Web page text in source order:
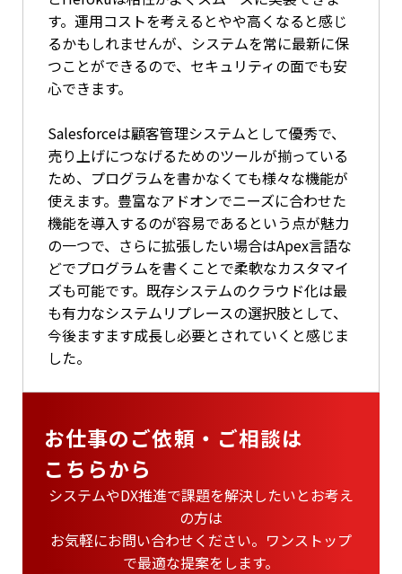
す。運用コストを考えるとやや高くなると感じ
るかもしれませんが、システムを常に最新に保
つことができるので、セキュリティの面でも安
心できます。
Salesforceは顧客管理システムとして優秀で、
売り上げにつなげるためのツールが揃っている
ため、プログラムを書かなくても様々な機能が
使えます。豊富なアドオンでニーズに合わせた
機能を導入するのが容易であるという点が魅力
の一つで、さらに拡張したい場合はApex言語な
どでプログラムを書くことで柔軟なカスタマイ
ズも可能です。既存システムのクラウド化は最
も有力なシステムリプレースの選択肢として、
今後ますます成長し必要とされていくと感じま
した。
お仕事のご依頼・ご相談は
こちらから
システムやDX推進で課題を解決したいとお考え
の方は
お気軽にお問い合わせください。ワンストップ
で最適な提案をします。